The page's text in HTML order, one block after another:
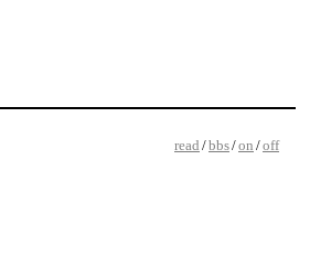
read /bbs/on /off